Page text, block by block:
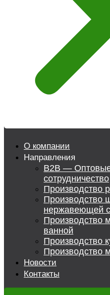
О компании
Направления
B2B —
сотрудничество
Производство
Производство
нержавеющей
Производство
ванной
Производство
Производство
Новости
Контакты